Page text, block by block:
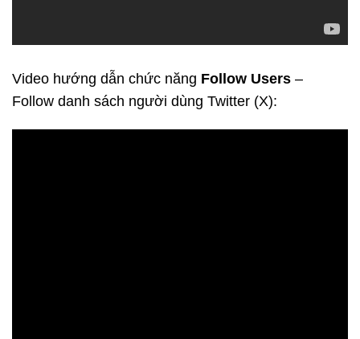
Video hướng dẫn chức năng Follow Users –
Follow danh sách người dùng Twitter (X):